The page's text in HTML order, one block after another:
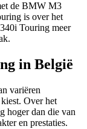
de BMW M3
is over het
Touring meer
in België
variëren
Over het
hoger dan die van
en prestaties.